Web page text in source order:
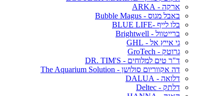
ארקה - ARKA
באבל מגוס - Bubble Magus
בלו לייף -BLUE LIFE
ברייטוול - Brightwell
גי אייץ אל - GHL
גרוטק - GroTech
ד"ר טים למלוחים - DR. TIM'S
דה אקווריום סולושן - The Aquarium Solution
דלואה - DALUA
דלתק - Deltec